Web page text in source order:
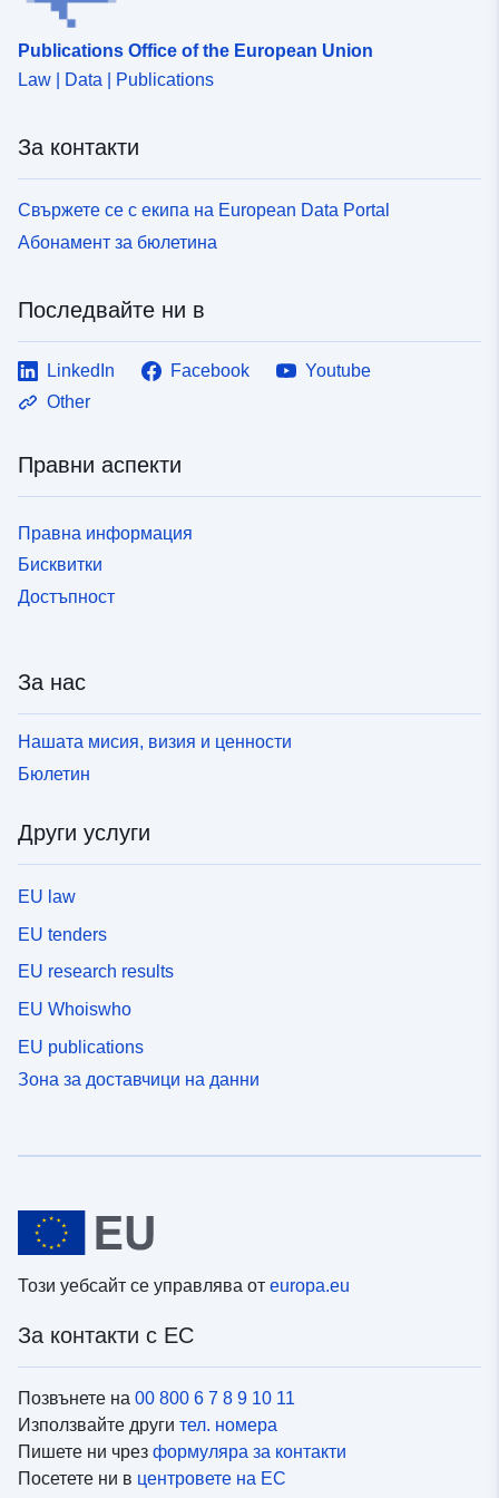
Publications Office of the European Union
Law | Data | Publications
За контакти
Свържете се с екипа на European Data Portal
Абонамент за бюлетина
Последвайте ни в
LinkedIn Facebook
Youtube
Other
Правни аспекти
Правна информация
Бисквитки
Достъпност
За нас
Нашата мисия, визия и ценности
Бюлетин
Други услуги
EU law
EU tenders
EU research results
EU Whoiswho
EU publications
Зона за доставчици на данни
Този уебсайт се управлява от europa.eu
За контакти с ЕС
Позвънете на 00 800 6 7 8 9 10 11
Използвайте други тел. номера
Пишете ни чрез формуляра за контакти
Посетете ни в центровете на ЕС